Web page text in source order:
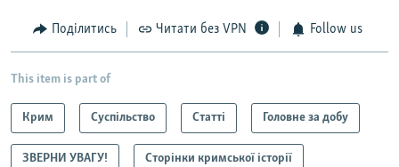
Поділитись Читати без VPN Follow us
This item is part of
Крим Суспільство Статті Головне за добу
ЗВЕРНИ УВАГУ! Сторінки кримської історії